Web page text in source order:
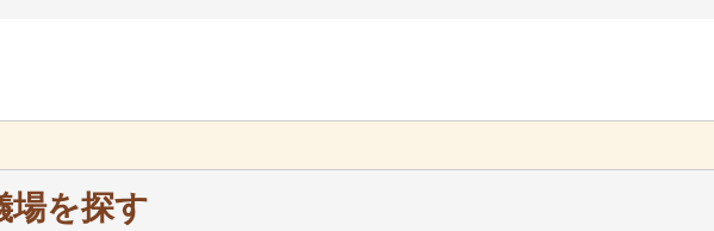
場を探す